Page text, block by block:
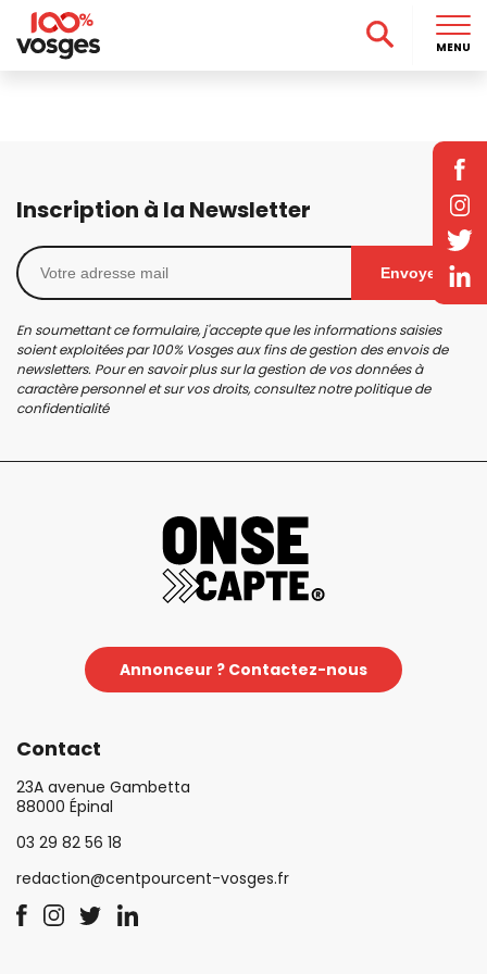
Inscription à la Newsletter
Envoyer
En soumettant ce formulaire, j'accepte que les informations saisies
soient exploitées par 100% Vosges aux fins de gestion des envois de
newsletters. Pour en savoir plus sur la gestion de vos données à
caractère personnel et sur vos droits, consultez notrepolitique de
confidentialité
Annonceur ? Contactez-nous
Contact
23A avenue Gambetta
88000 Épinal
03 29 82 56 18
redaction@centpourcent-vosges.fr
MENU